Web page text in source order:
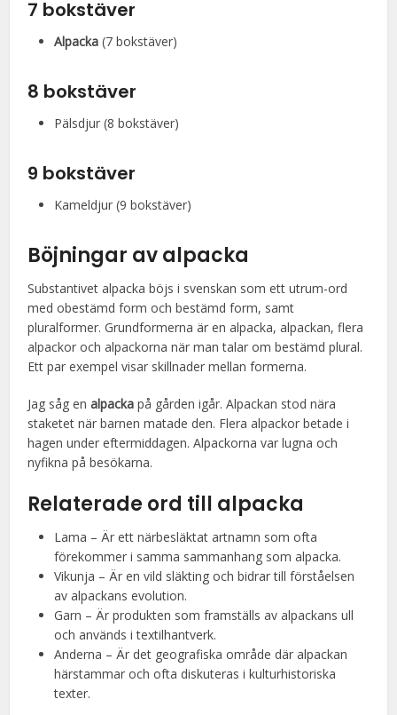
7 bokstäver
Alpacka (7 bokstäver)
8 bokstäver
Pälsdjur (8 bokstäver)
9 bokstäver
Kameldjur (9 bokstäver)
Böjningar av alpacka
Substantivet alpacka böjs i svenskan som ett utrum-ord
med obestämd form och bestämd form, samt
pluralformer. Grundformerna är en alpacka, alpackan, flera
alpackor och alpackorna när man talar om bestämd plural.
Ett par exempel visar skillnader mellan formerna.
Jag såg enalpacka på gården igår. Alpackan stod nära
staketet när barnen matade den. Flera alpackor betade i
hagen under eftermiddagen. Alpackorna var lugna och
nyfikna på besökarna.
Relaterade ord till alpacka
Lama – Är ett närbesläktat artnamn som ofta
förekommer i samma sammanhang som alpacka.
Vikunja – Är en vild släkting och bidrar till förståelsen
av alpackans evolution.
Garn – Är produkten som framställs av alpackans ull
och används i textilhantverk.
Anderna – Är det geografiska område där alpackan
härstammar och ofta diskuteras i kulturhistoriska
texter.